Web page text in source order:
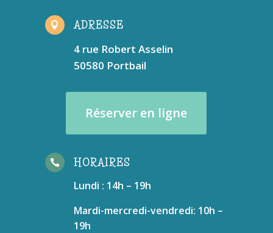
 ADRESSE
4 rue Robert Asselin
50580 Portbail
Réserver en ligne
 HORAIRES
Lundi : 14h – 19h
Mardi-mercredi-vendredi: 10h –
19h